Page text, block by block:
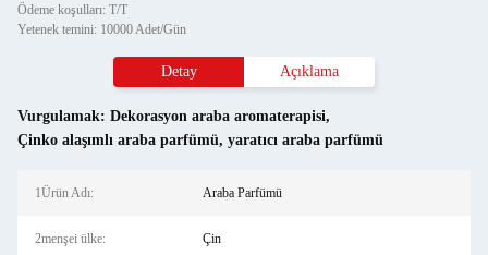
Ödeme koşulları: T/T
Yetenek temini: 10000 Adet/Gün
Detay Açıklama
Vurgulamak: Dekorasyon araba aromaterapisi,
Çinko alaşımlı araba parfümü, yaratıcı araba parfümü
1Ürün Adı: Araba Parfümü
2menşei ülke: Çin